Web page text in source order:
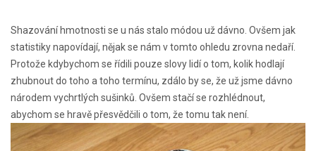
Shazování hmotnosti se u nás stalo módou už dávno. Ovšem jak
statistiky napovídají, nějak se nám v tomto ohledu zrovna nedaří.
Protože kdybychom se řídili pouze slovy lidí o tom, kolik hodlají
zhubnout do toho a toho termínu, zdálo by se, že už jsme dávno
národem vychrtlých sušinků. Ovšem stačí se rozhlédnout,
abychom se hravě přesvědčili o tom, že tomu tak není.